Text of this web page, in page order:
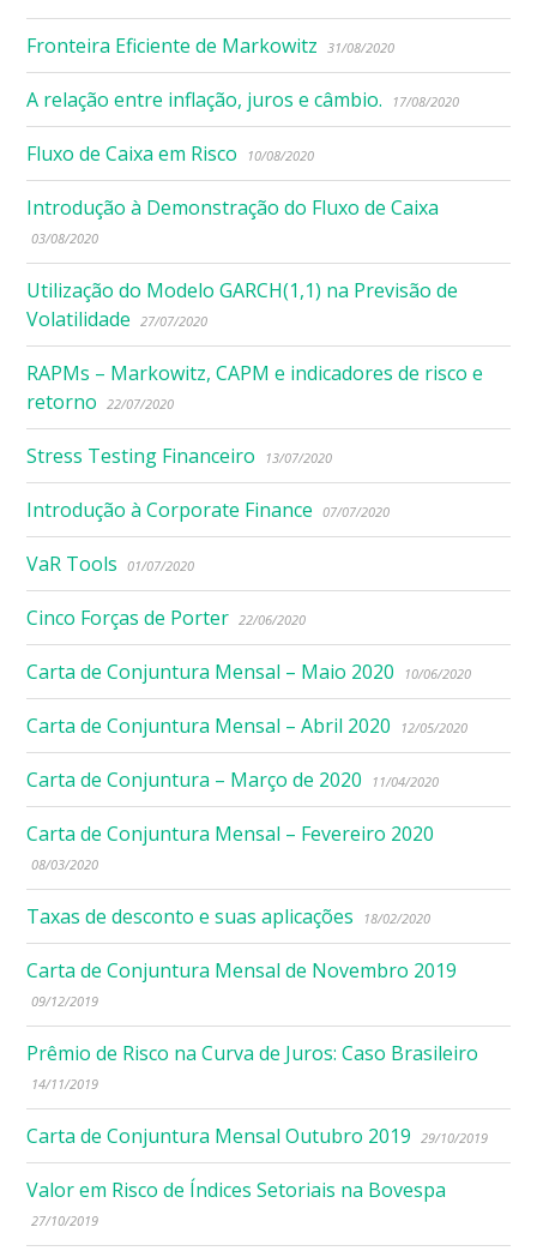
Fronteira Eficiente de Markowitz 31/08/2020
A relação entre inflação, juros e câmbio. 17/08/2020
Fluxo de Caixa em Risco 10/08/2020
Introdução à Demonstração do Fluxo de Caixa
03/08/2020
Utilização do Modelo GARCH(1,1) na Previsão de
Volatilidade
27/07/2020
RAPMs – Markowitz, CAPM e indicadores de risco e
retorno
22/07/2020
Stress Testing Financeiro 13/07/2020
Introdução à Corporate Finance 07/07/2020
VaR Tools 01/07/2020
Cinco Forças de Porter 22/06/2020
Carta de Conjuntura Mensal – Maio 2020 10/06/2020
Carta de Conjuntura Mensal – Abril 2020 12/05/2020
Carta de Conjuntura – Março de 2020 11/04/2020
Carta de Conjuntura Mensal – Fevereiro 2020
08/03/2020
Taxas de desconto e suas aplicações 18/02/2020
Carta de Conjuntura Mensal de Novembro 2019
09/12/2019
Prêmio de Risco na Curva de Juros: Caso Brasileiro
14/11/2019
Carta de Conjuntura Mensal Outubro 2019 29/10/2019
Valor em Risco de Índices Setoriais na Bovespa
27/10/2019